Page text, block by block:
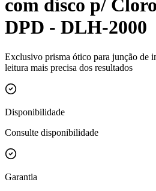
com disco p/
DPD - DLH-2000
Exclusivo prisma ótico para junção de
leitura mais precisa dos resultados
Disponibilidade
Consulte disponibilidade
Garantia